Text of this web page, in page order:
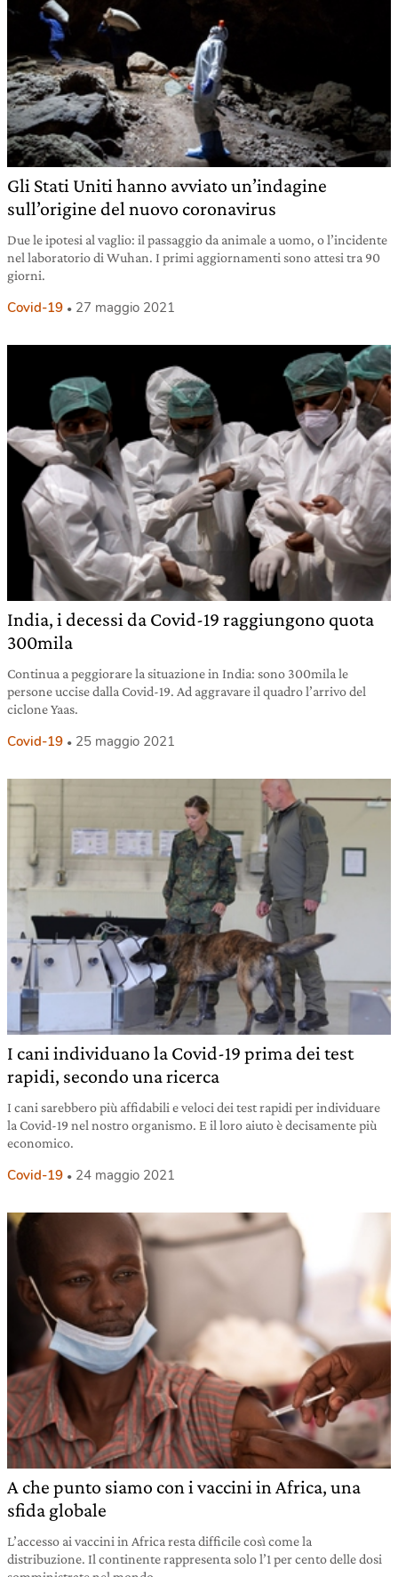
Gli Stati Uniti hanno avviato un’indagine
sull’origine del nuovo coronavirus
Due le ipotesi al vaglio: il passaggio da animale a uomo, o l’incidente
nel laboratorio di Wuhan. I primi aggiornamenti sono attesi tra 90
giorni.
Covid-19 27 maggio 2021
India, i decessi da Covid-19 raggiungono quota
300mila
Continua a peggiorare la situazione in India: sono 300mila le
persone uccise dalla Covid-19. Ad aggravare il quadro l’arrivo del
ciclone Yaas.
Covid-19 25 maggio 2021
I cani individuano la Covid-19 prima dei test
rapidi, secondo una ricerca
I cani sarebbero più affidabili e veloci dei test rapidi per individuare
la Covid-19 nel nostro organismo. E il loro aiuto è decisamente più
economico.
Covid-19 24 maggio 2021
A che punto siamo con i vaccini in Africa, una
sfida globale
L’accesso ai vaccini in Africa resta difficile così come la
distribuzione. Il continente rappresenta solo l’1 per cento delle dosi